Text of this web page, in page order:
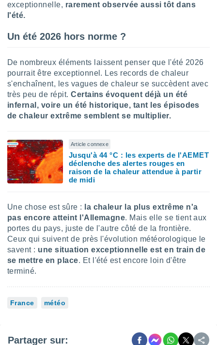
des
le
de
et
le
de
par
et
des
et
1199
exceptionnelle, rarement observée aussi tôt dans
l'été.
Un été 2026 hors norme ?
De nombreux éléments laissent penser que l'été 2026
pourrait être exceptionnel. Les records de chaleur
s'enchaînent, les vagues de chaleur se succèdent avec
très peu de répit.Certains évoquent déjà un été
infernal, voire un été historique, tant les épisodes
de chaleur extrême semblent se multiplier.
Article connexe
Jusqu'à 44 °C : les experts de l'AEMET
déclenche des alertes rouges en
raison de la chaleur attendue à partir
de midi
Une chose est sûre :
la chaleur la plus extrême n'a
pas encore atteint l'Allemagne. Mais elle se tient aux
portes du pays, juste de l'autre côté de la frontière.
Ceux qui suivent de près l'évolution météorologique le
savent : une situation exceptionnelle est en train de
se mettre en place. Et l'été est encore loin d'être
terminé.
France météo
Partager sur: